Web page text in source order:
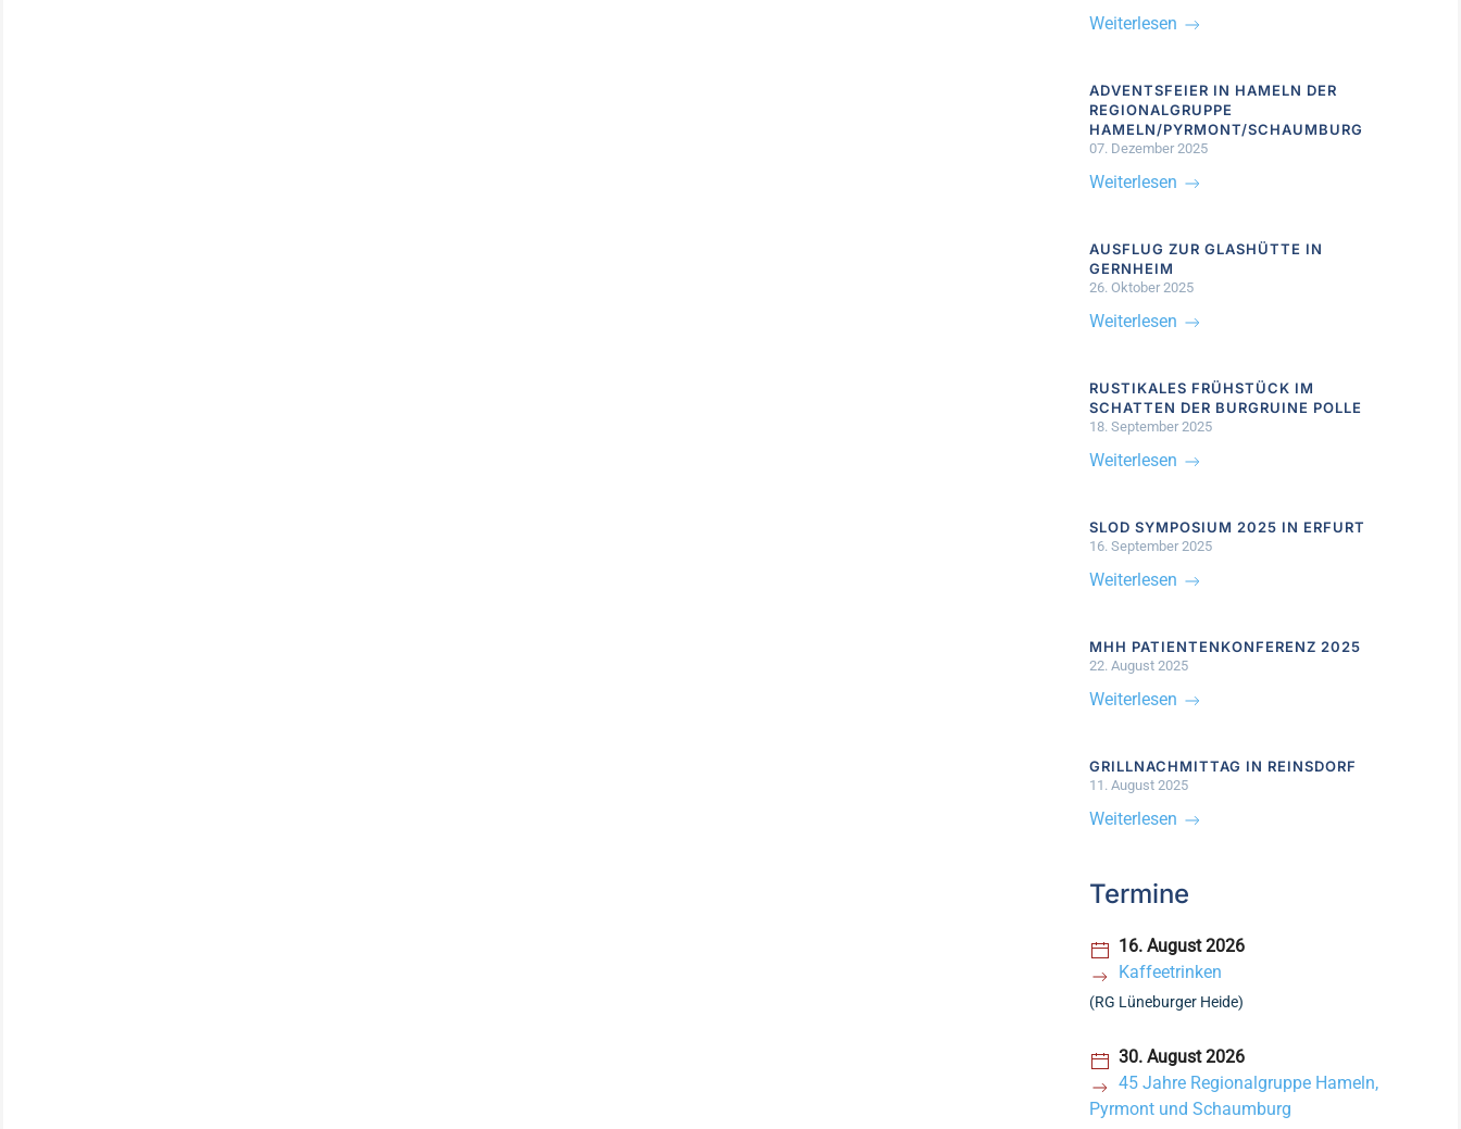
Weiterlesen
ADVENTSFEIER IN HAMELN DER
REGIONALGRUPPE
HAMELN/PYRMONT/SCHAUMBURG
07. Dezember 2025
Weiterlesen
AUSFLUG ZUR GLASHÜTTE IN
GERNHEIM
26. Oktober 2025
Weiterlesen
RUSTIKALES FRÜHSTÜCK IM
SCHATTEN DER BURGRUINE POLLE
18. September 2025
Weiterlesen
SLOD SYMPOSIUM 2025 IN ERFURT
16. September 2025
Weiterlesen
MHH PATIENTENKONFERENZ 2025
22. August 2025
Weiterlesen
GRILLNACHMITTAG IN REINSDORF
11. August 2025
Weiterlesen
Termine
16. August 2026
Kaffeetrinken
(RG Lüneburger Heide)
30. August 2026
45 Jahre Regionalgruppe Hameln,
Pyrmont und Schaumburg